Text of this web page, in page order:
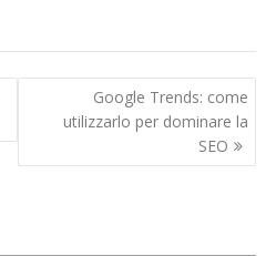
Google Trends: come
utilizzarlo per dominare la
SEO